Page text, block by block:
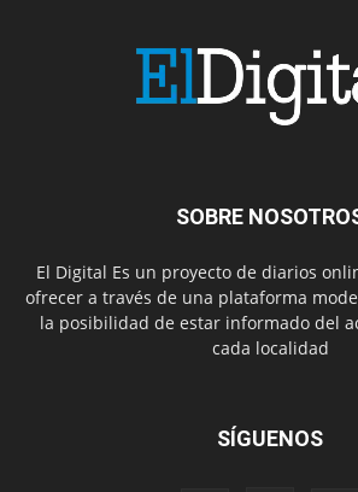
SOBRE
El Digital Es un proyecto de diarios
ofrecer a través de una plataforma
la posibilidad de estar informado del
cada localidad
SÍGUENOS